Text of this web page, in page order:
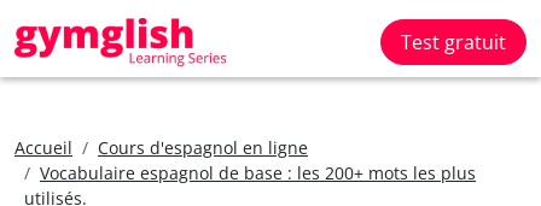
Test gratuit
Accueil
Cours d'espagnol en ligne
Vocabulaire espagnol de base : les 200+ mots les plus
utilisés.